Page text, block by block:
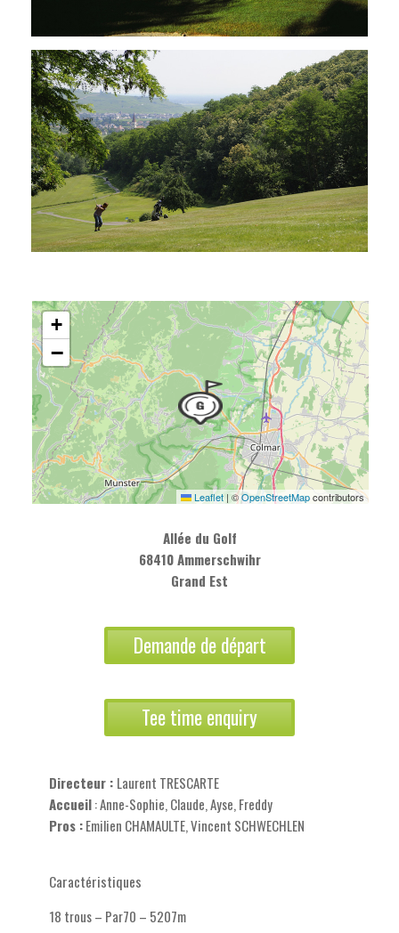
+
−
Leaflet | ©OpenStreetMapcontributors
Allée du Golf
68410 Ammerschwihr
Grand Est
Demande de départ
Tee time enquiry
Directeur : Laurent TRESCARTE
Accueil: Anne-Sophie, Claude, Ayse, Freddy
Pros :Emilien CHAMAULTE, Vincent SCHWECHLEN
Caractéristiques
18 trous – Par70 – 5207m